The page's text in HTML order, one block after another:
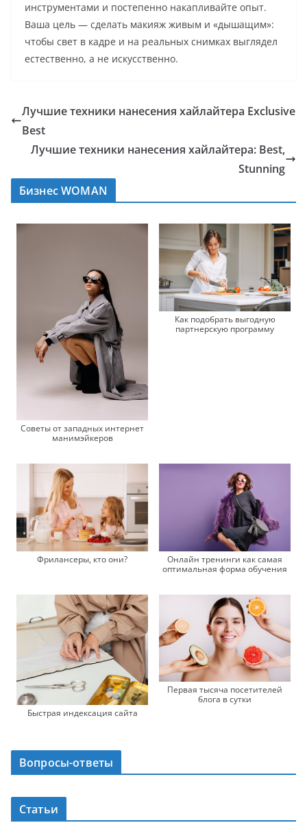
инструментами и постепенно накапливайте опыт.
Ваша цель — сделать макияж живым и «дышащим»:
чтобы свет в кадре и на реальных снимках выглядел
естественно, а не искусственно.
Лучшие техники нанесения хайлайтера Exclusive
Best
Лучшие техники нанесения хайлайтера: Best,
Stunning
Бизнес WOMAN
Советы от западных интернет
манимэйкеров
Как подобрать выгодную
партнерскую программу
Фрилансеры, кто они?
Онлайн тренинги как самая
оптимальная форма обучения
Быстрая индексация сайта
Первая тысяча посетителей
блога в сутки
Вопросы-ответы
Статьи